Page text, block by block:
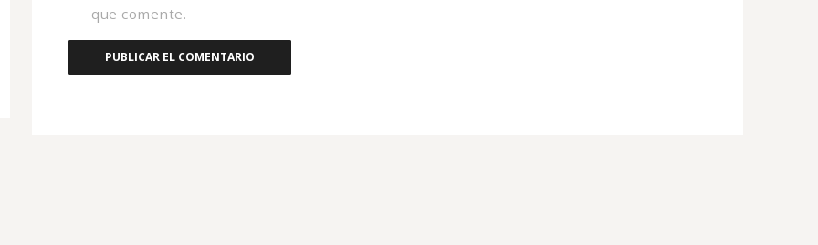
que comente.